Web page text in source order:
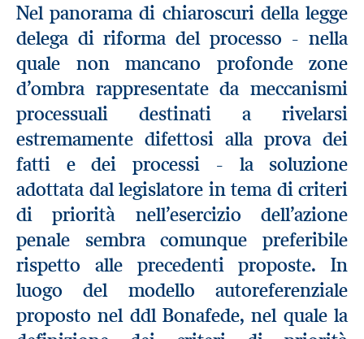
Nel panorama di chiaroscuri della legge
delega di riforma del processo - nella
quale non mancano profonde zone
d’ombra rappresentate da meccanismi
processuali destinati a rivelarsi
estremamente difettosi alla prova dei
fatti e dei processi - la soluzione
adottata dal legislatore in tema di criteri
di priorità nell’esercizio dell’azione
penale sembra comunque preferibile
rispetto alle precedenti proposte. In
luogo del modello autoreferenziale
proposto nel ddl Bonafede, nel quale la